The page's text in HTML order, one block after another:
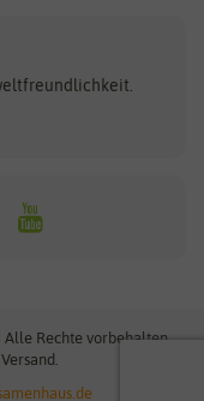
Holland
Rechte vorbehalten.